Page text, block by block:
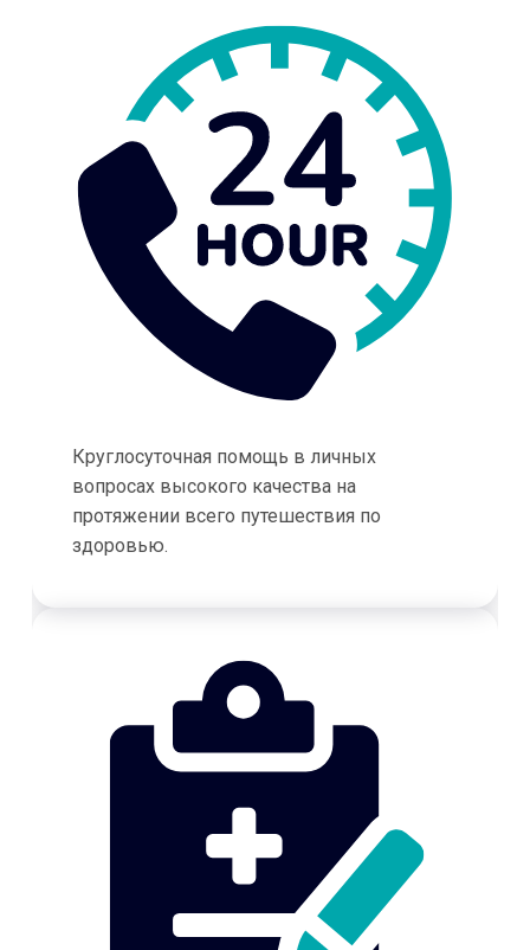
Круглосуточная помощь в личных
вопросах высокого качества на
протяжении всего путешествия по
здоровью.